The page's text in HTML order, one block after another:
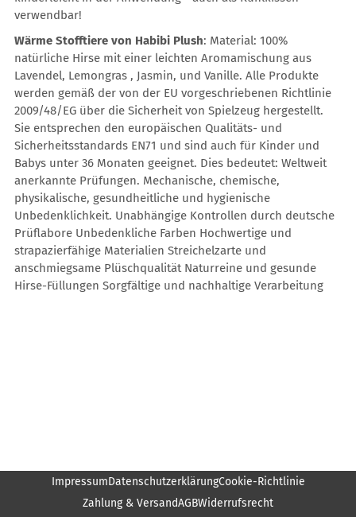
verwendbar!
Wärme Stofftiere von Habibi Plush: Material: 100%
natürliche Hirse mit einer leichten Aromamischung aus
Lavendel, Lemongras , Jasmin, und Vanille. Alle Produkte
werden gemäß der von der EU vorgeschriebenen Richtlinie
2009/48/EG über die Sicherheit von Spielzeug hergestellt.
Sie entsprechen den europäischen Qualitäts- und
Sicherheitsstandards EN71 und sind auch für Kinder und
Babys unter 36 Monaten geeignet. Dies bedeutet: Weltweit
anerkannte Prüfungen. Mechanische, chemische,
physikalische, gesundheitliche und hygienische
Unbedenklichkeit. Unabhängige Kontrollen durch deutsche
Prüflabore Unbedenkliche Farben Hochwertige und
strapazierfähige Materialien Streichelzarte und
anschmiegsame Plüschqualität Naturreine und gesunde
Hirse-Füllungen Sorgfältige und nachhaltige Verarbeitung
ImpressumDatenschutzerklärungCookie-Richtlinie
Zahlung & VersandAGBWiderrufsrecht